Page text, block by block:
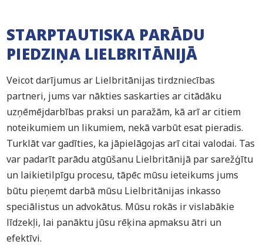
STARPTAUTISKA PARĀDU
PIEDZIŅA LIELBRITĀNIJĀ
Veicot darījumus ar Lielbritānijas tirdzniecības
partneri, jums var nākties saskarties ar citādāku
uzņēmējdarbības praksi un paražām, kā arī ar citiem
noteikumiem un likumiem, nekā varbūt esat pieradis.
Turklāt var gadīties, ka jāpielāgojas arī citai valodai. Tas
var padarīt parādu atgūšanu Lielbritānijā par sarežģītu
un laikietilpīgu procesu, tāpēc mūsu ieteikums jums
būtu pieņemt darbā mūsu Lielbritānijas inkasso
speciālistus un advokātus. Mūsu rokās ir vislabākie
līdzekļi, lai panāktu jūsu rēķina apmaksu ātri un
efektīvi.